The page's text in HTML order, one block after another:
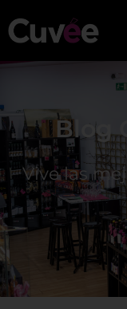
Blog
Vive las